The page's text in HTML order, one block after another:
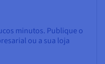
minutos. Publique o
ou a sua loja